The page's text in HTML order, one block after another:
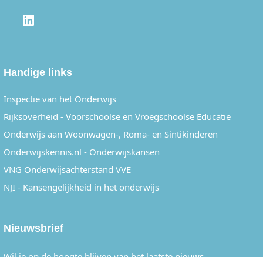
Handige links
Inspectie van het Onderwijs
Rijksoverheid - Voorschoolse en Vroegschoolse Educatie
Onderwijs aan Woonwagen-, Roma- en Sintikinderen
Onderwijskennis.nl - Onderwijskansen
VNG Onderwijsachterstand VVE
NJI - Kansengelijkheid in het onderwijs
Nieuwsbrief